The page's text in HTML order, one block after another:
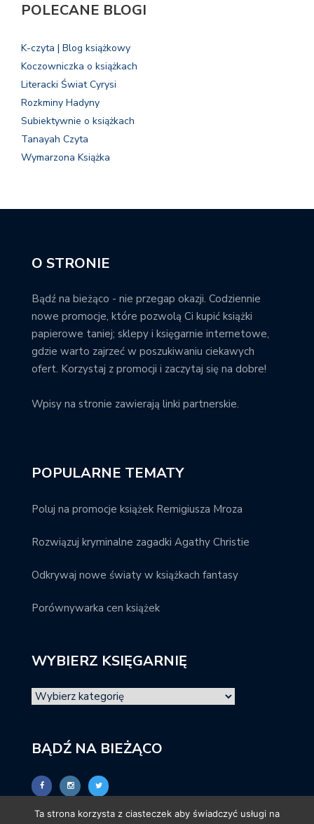
POLECANE BLOGI
K-czyta | Blog książkowy
Koczowniczka o książkach
Literacki Świat Cyrysi
Rozkminy Hadyny
Subiektywnie o książkach
Tanayah Czyta
Wymarzona Książka
O STRONIE
Bądź na bieżąco - nie przegap okazji. Codziennie
nowe promocje, które pozwolą Ci kupić książki
papierowe taniej; sklepy i księgarnie internetowe,
gdzie warto zajrzeć w poszukiwaniu ciekawych
ofert. Korzystaj z promocji i zaczytaj się na dobre!
Wpisy na stronie zawierają linki partnerskie.
POPULARNE TEMATY
Poluj na promocje książek Remigiusza Mroza
Rozwiązuj kryminalne zagadki Agathy Christie
Odkrywaj nowe światy w książkach fantasy
Porównywarka cen książek
WYBIERZ KSIĘGARNIĘ
BĄDŹ NA BIEŻĄCO
Ta strona korzysta z ciasteczek aby świadczyć usługi na